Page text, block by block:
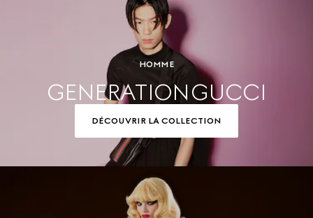
HOMME
GENERATION GUCCI
DÉCOUVRIR LA COLLECTION